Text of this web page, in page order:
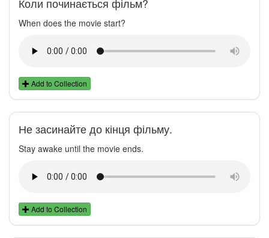
Коли починається фільм?
When does the movie start?
Add to Collection
Не засинайте до кінця фільму.
Stay awake until the movie ends.
Add to Collection